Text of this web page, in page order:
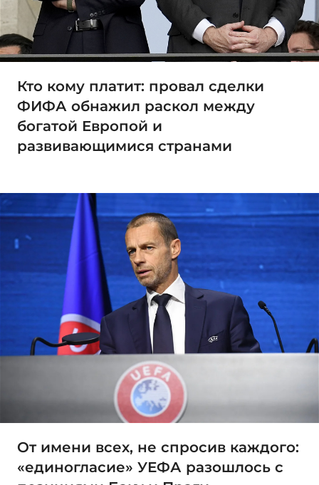
Кто кому платит: провал сделки
ФИФА обнажил раскол между
богатой Европой и
развивающимися странами
От имени всех, не спросив каждого:
«единогласие» УЕФА разошлось с